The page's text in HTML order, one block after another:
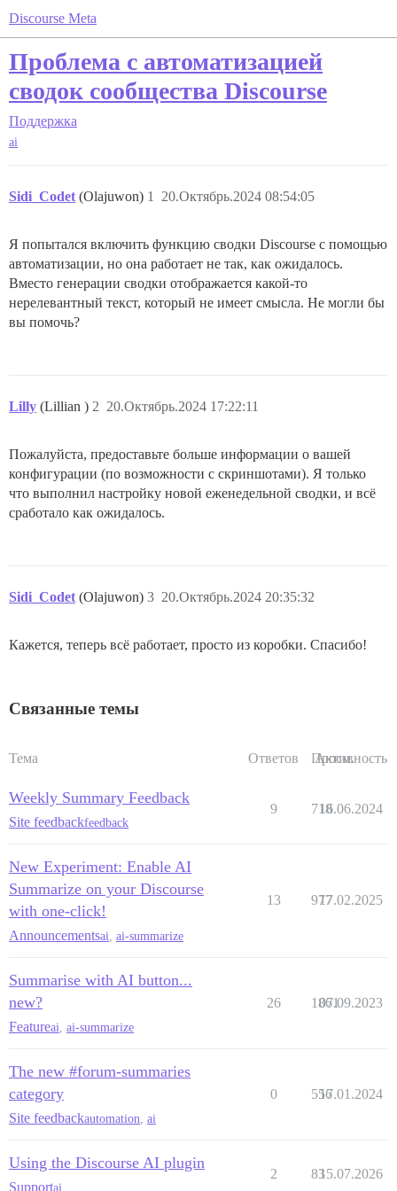
Discourse Meta
Проблема с автоматизацией
сводок сообщества Discourse
Поддержка
ai
Sidi_Codet (Olajuwon) 20.Октябрь.2024 08:54:05
1
Я попытался включить функцию сводки Discourse с помощью
автоматизации, но она работает не так, как ожидалось.
Вместо генерации сводки отображается какой-то
нерелевантный текст, который не имеет смысла. Не могли бы
вы помочь?
Lilly (Lillian ) 20.Октябрь.2024 17:22:11
2
Пожалуйста, предоставьте больше информации о вашей
конфигурации (по возможности с скриншотами). Я только
что выполнил настройку новой еженедельной сводки, и всё
сработало как ожидалось.
Sidi_Codet (Olajuwon) 20.Октябрь.2024 20:35:32
3
Кажется, теперь всё работает, просто из коробки. Спасибо!
Связанные темы
Тема Ответов Просм.
Активность
Weekly Summary Feedback
Site feedbackfeedback
9 718
16.06.2024
New Experiment: Enable AI
Summarize on your Discourse
with one-click!
Announcementsai ai-summarize
13 977
17.02.2025
Summarise with AI button...
new?
Featureai ai-summarize
26 1861
07.09.2023
The new #forum-summaries
category
Site feedbackautomation ai
0 556
17.01.2024
Using the Discourse AI plugin
Supportai
2 8315.07.2026